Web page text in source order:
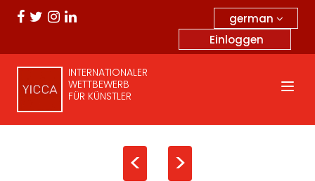
german
Einloggen
INTERNATIONALER
WETTBEWERB
FÜR KÜNSTLER
< >